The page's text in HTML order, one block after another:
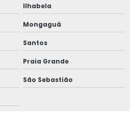
Ilhabela
Mongaguá
Santos
Praia Grande
São Sebastião